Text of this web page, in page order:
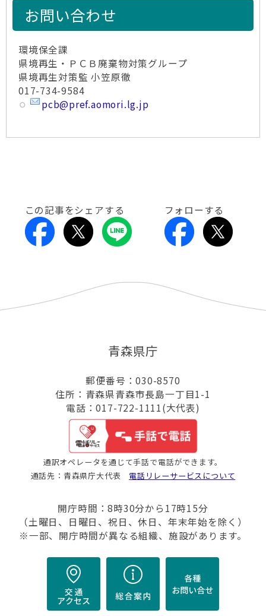
お問い合わせ
環境保全課
県境再生・ＰＣＢ廃棄物対策グループ
県境再生対策監 小笠原徹
017-734-9584
pcb@pref.aomori.lg.jp
この記事をシェアする フォローする
青森県庁
郵便番号：030-8570
住所：青森県青森市長島一丁目1-1
電話：017-722-1111(大代表)
通訳オペレータを通じて手話で電話ができます。
通話先：青森県庁大代表 電話リレーサービスについて
開庁時間：8時30分から17時15分
（土曜日、日曜日、祝日、休日、年末年始を除く）
※一部、開庁時間が異なる組織、施設があります。